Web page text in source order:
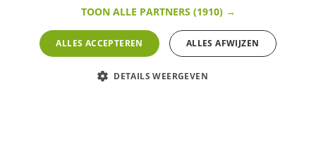
Algemene verkoopsvoorwaarden
Wettelijke vermeldingen
withdrawal rights
Veelgestelde vragen
Aanwerving
Alle rechten voorbehouden ©2015 Les Secrets du Chef/Alle prijzen op deze website
TOON ALLE PARTNERS (1910) →
ALLES ACCEPTEREN ALLES AFWIJZEN
DETAILS WEERGEVEN